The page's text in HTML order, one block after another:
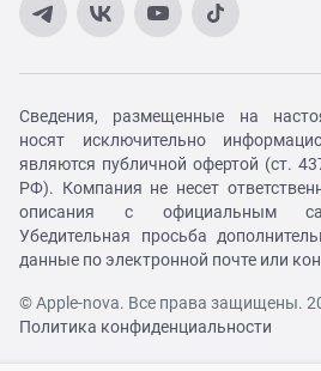
Сведения, размещенные на
носят исключительно
являются публичной офертой (ст.
РФ). Компания не несет
описания с официальным
Убедительная просьба
данные по электронной почте или
© Apple-nova. Все права защищены.
Политика конфиденциальности